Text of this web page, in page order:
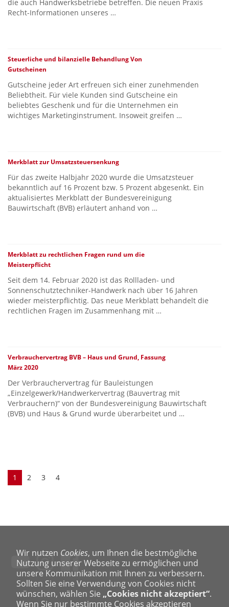
die auch Handwerksbetriebe betreffen. Die neuen Praxis
Recht-Informationen unseres …
Steuerliche und bilanzielle Behandlung Von
Gutscheinen
Gutscheine jeder Art erfreuen sich einer zunehmenden
Beliebtheit. Für viele Kunden sind Gutscheine ein
beliebtes Geschenk und für die Unternehmen ein
wichtiges Marketinginstrument. Insoweit greifen …
Merkblatt zur Umsatzsteuersenkung
Für das zweite Halbjahr 2020 wurde die Umsatzsteuer
bekanntlich auf 16 Prozent bzw. 5 Prozent abgesenkt. Ein
aktualisiertes Merkblatt der Bundesvereinigung
Bauwirtschaft (BVB) erläutert anhand von …
Merkblatt zu rechtlichen Fragen rund um die
Meisterpflicht
Seit dem 14. Februar 2020 ist das Rollladen- und
Sonnenschutztechniker-Handwerk nach über 16 Jahren
wieder meisterpflichtig. Das neue Merkblatt behandelt die
rechtlichen Fragen im Zusammenhang mit …
Verbrauchervertrag BVB – Haus und Grund, Fassung
März 2020
Der Verbrauchervertrag für Bauleistungen
„Einzelgewerk/Handwerkervertrag (Bauvertrag mit
Verbrauchern)“ von der Bundesvereinigung Bauwirtschaft
(BVB) und Haus & Grund wurde überarbeitet und …
1 2 3 4
Wir nutzen Cookies, um Ihnen die bestmögliche
Nutzung unserer Webseite zu ermöglichen und
unsere Kommunikation mit Ihnen zu verbessern.
Sollten Sie eine Verwendung von Cookies nicht
wünschen, wählen Sie „Cookies nicht akzeptiert“.
Wenn Sie nur bestimmte Cookies akzeptieren